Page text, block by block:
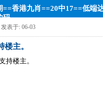
香港九肖==20中17==低端
码。。
发表于: 06-03
楼主。
持楼主。